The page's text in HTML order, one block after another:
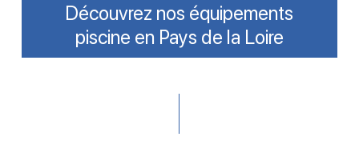
Découvrez nos équipements
piscine en Pays de la Loire